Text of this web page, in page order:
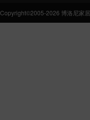
Copyright©2005-2026 博洛尼家